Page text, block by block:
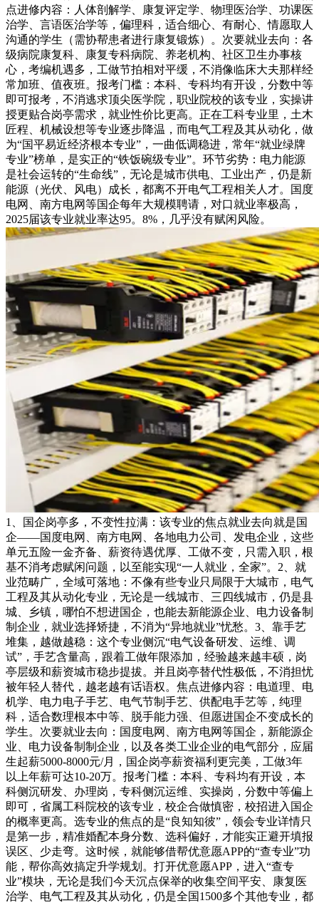
点进修内容：人体剖解学、康复评定学、物理医治学、功课医
治学、言语医治学等，偏理科，适合细心、有耐心、情愿取人
沟通的学生（需协帮患者进行康复锻炼）。次要就业去向：各
级病院康复科、康复专科病院、养老机构、社区卫生办事核
心，考编机遇多，工做节拍相对平缓，不消像临床大夫那样经
常加班、值夜班。报考门槛：本科、专科均有开设，分数中等
即可报考，不消逃求顶尖医学院，职业院校的该专业，实操讲
授更贴合岗亭需求，就业性价比更高。正在工科专业里，土木
匠程、机械设想等专业逐步降温，而电气工程及其从动化，做
为“国平易近经济根本专业”，一曲低调稳进，常年“就业绿牌
专业”榜单，是实正的“铁饭碗级专业”。环节劣势：电力能源
是社会运转的“生命线”，无论是城市供电、工业出产，仍是新
能源（光伏、风电）成长，都离不开电气工程相关人才。国度
电网、南方电网等国企每年大规模聘请，对口就业率极高，
2025届该专业就业率达95。8%，几乎没有赋闲风险。
1、国企岗亭多，不变性拉满：该专业的焦点就业去向就是国
企——国度电网、南方电网、各地电力公司、发电企业，这些
单元五险一金齐备、薪资待遇优厚、工做不变，只需入职，根
基不消考虑赋闲问题，以至能实现“一人就业，全家”。2、就
业范畴广，全域可落地：不像有些专业只局限于大城市，电气
工程及其从动化专业，无论是一线城市、三四线城市，仍是县
城、乡镇，哪怕不想进国企，也能去新能源企业、电力设备制
制企业，就业选择矫捷，不消为“异地就业”忧愁。3、靠手艺
堆集，越做越稳：这个专业侧沉“电气设备研发、运维、调
试”，手艺含量高，跟着工做年限添加，经验越来越丰硕，岗
亭层级和薪资城市稳步提拔。并且岗亭替代性极低，不消担忧
被年轻人替代，越老越有话语权。焦点进修内容：电道理、电
机学、电力电子手艺、电气节制手艺、供配电手艺等，纯理
科，适合数理根本中等、脱手能力强、但愿进国企不变成长的
学生。次要就业去向：国度电网、南方电网等国企，新能源企
业、电力设备制制企业，以及各类工业企业的电气部分，应届
生起薪5000-8000元/月，国企岗亭薪资福利更完美，工做3年
以上年薪可达10-20万。报考门槛：本科、专科均有开设，本
科侧沉研发、办理岗，专科侧沉运维、实操岗，分数中等偏上
即可，省属工科院校的该专业，校企合做慎密，校招进入国企
的概率更高。选专业的焦点的是“良知知彼”，领会专业详情只
是第一步，精准婚配本身分数、选科偏好，才能实正避开填报
误区、少走弯。这时候，就能够借帮优意愿APP的“查专业”功
能，帮你高效搞定升学规划。打开优意愿APP，进入“查专
业”模块，无论是我们今天沉点保举的收集空间平安、康复医
治学、电气工程及其从动化，仍是全国1500多个其他专业，都